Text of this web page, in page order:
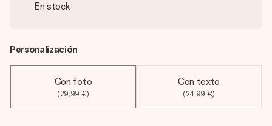
En stock
Personalización
Con foto
(29,99 €)
Con texto
(24,99 €)